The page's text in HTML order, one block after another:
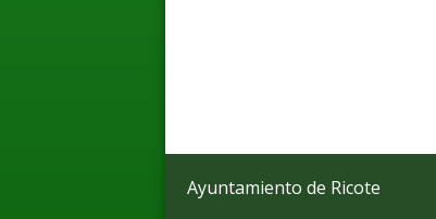
Ayuntamiento de Ricote